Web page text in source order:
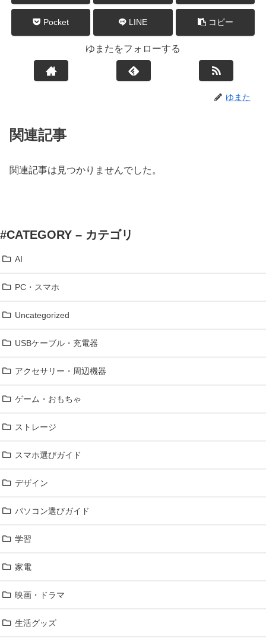
Pocket LINE コピー
ゆまたをフォローする
ゆまた
関連記事
関連記事は見つかりませんでした。
#CATEGORY – カテゴリ
AI
PC・スマホ
Uncategorized
USBケーブル・充電器
アクセサリー・周辺機器
ゲーム・おもちゃ
ストレージ
スマホ選びガイド
デザイン
パソコン選びガイド
学習
家電
映画・ドラマ
生活グッズ